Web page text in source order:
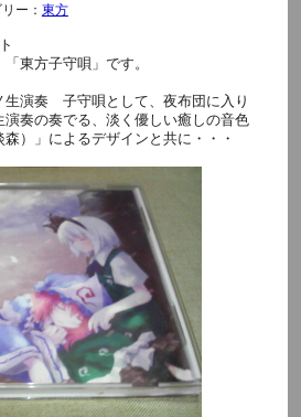
ー： 東方
東方子守唄」です。
生演奏 子守唄として、夜布団に入り
演奏の奏でる、淡く優しい癒しの音色
）」によるデザインと共に・・・